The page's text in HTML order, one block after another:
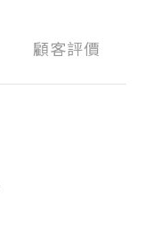
顧客評價